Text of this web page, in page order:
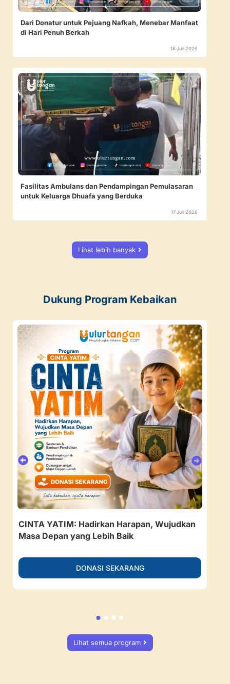
Dari Donatur untuk Pejuang Nafkah, Menebar Manfaat
di Hari Penuh Berkah
18 Juli 2026
Fasilitas Ambulans dan Pendampingan Pemulasaran
untuk Keluarga Dhuafa yang Berduka
17 Juli 2026
Lihat lebih banyak
Dukung Program Kebaikan
CINTA YATIM: Hadirkan Harapan, Wujudkan
Masa Depan yang Lebih Baik
DONASI SEKARANG
Lihat semua program